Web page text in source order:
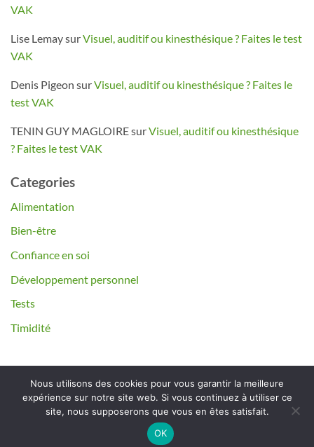
VAK
Lise LemaysurVisuel, auditif ou kinesthésique ? Faites le test
VAK
Denis Pigeon surVisuel, auditif ou kinesthésique ? Faites le
test VAK
TENIN GUY MAGLOIREsurVisuel, auditif ou kinesthésique
? Faites le test VAK
Categories
Alimentation
Bien-être
Confiance en soi
Développement personnel
Tests
Timidité
Mentions légales
Copyright 2026 ©Timide et Heureux
Nous utilisons des cookies pour vous garantir la meilleure
expérience sur notre site web. Si vous continuez à utiliser ce
site, nous supposerons que vous en êtes satisfait.
OK